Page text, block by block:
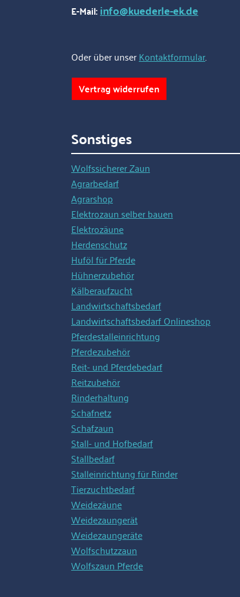
E-Mail:info@kuederle-ek.de
Oder über unserKontaktformular.
Vertrag widerrufen
Sonstiges
Wolfssicherer Zaun
Agrarbedarf
Agrarshop
Elektrozaun selber bauen
Elektrozäune
Herdenschutz
Huföl für Pferde
Hühnerzubehör
Kälberaufzucht
Landwirtschaftsbedarf
Landwirtschaftsbedarf Onlineshop
Pferdestalleinrichtung
Pferdezubehör
Reit- und Pferdebedarf
Reitzubehör
Rinderhaltung
Schafnetz
Schafzaun
Stall- und Hofbedarf
Stallbedarf
Stalleinrichtung für Rinder
Tierzuchtbedarf
Weidezäune
Weidezaungerät
Weidezaungeräte
Wolfschutzzaun
Wolfszaun Pferde